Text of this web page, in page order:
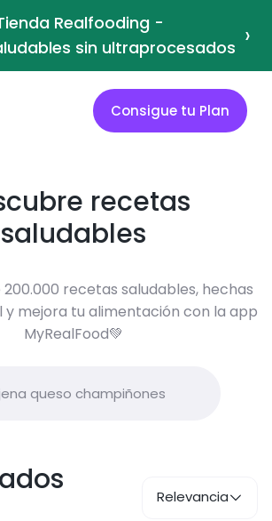
Realfooding -
sin ultraprocesados ›
Consigue tu Plan
recetas
saludables
recetas saludables, hechas
y mejora tu alimentación con la app
MyRealFood💚
Relevancia